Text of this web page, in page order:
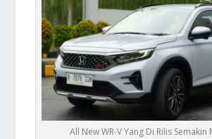
All New WR-V Yang Di Rilis Semakin